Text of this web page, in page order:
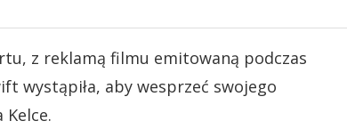
z reklamą filmu emitowaną podczas
wystąpiła, aby wesprzeć swojego
Kelce.